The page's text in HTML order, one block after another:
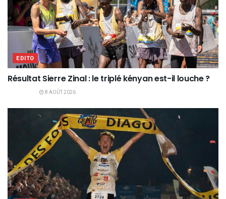
EDITO
Résultat Sierre Zinal : le triplé kényan est-il louche ?
8 AOÛT 2026